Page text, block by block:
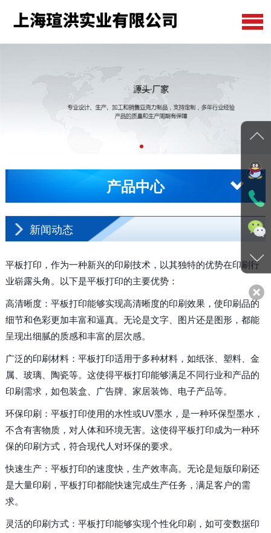
产品中心
工程案例
产品中心
新闻动态
平板打印，作为一种新兴的印刷技术，以其独特的优势在印刷行
业崭露头角。以下是平板打印的主要优势：
高清晰度：平板打印能够实现高清晰度的印刷效果，使印刷品的
细节和色彩更加丰富和逼真。无论是文字、图片还是图形，都能
呈现出细腻的质感和丰富的层次感。
广泛的印刷材料：平板打印适用于多种材料，如纸张、塑料、金
属、玻璃、陶瓷等。这使得平板打印能够满足不同行业和产品的
印刷需求，如包装盒、广告牌、家居装饰、电子产品等。
环保印刷：平板打印使用的水性或UV墨水，是一种环保型墨水，
不含有害物质，对人体和环境无害。这使得平板打印成为一种环
保的印刷方式，符合现代人对环保的要求。
快速生产：平板打印的速度快，生产效率高。无论是短版印刷还
是大量印刷，平板打印都能快速完成生产任务，满足客户的需
求。
灵活的印刷方式：平板打印能够实现个性化印刷，如可变数据印